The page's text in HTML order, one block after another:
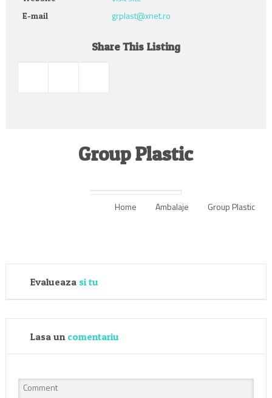
E-mail grplast@xnet.ro
Share This Listing
Group Plastic
Home Ambalaje Group Plastic
Evalueaza si tu
Lasa un comentariu